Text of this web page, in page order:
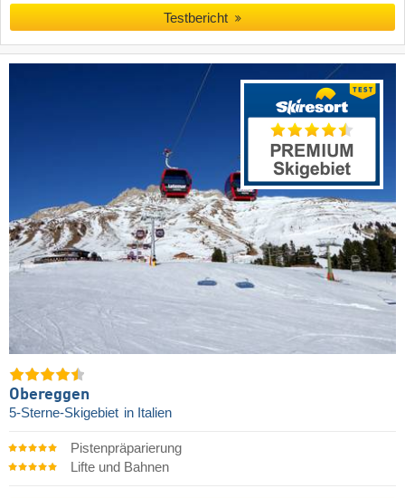
Testbericht
Obereggen
5-Sterne-Skigebiet in Italien
Pistenpräparierung
Lifte und Bahnen